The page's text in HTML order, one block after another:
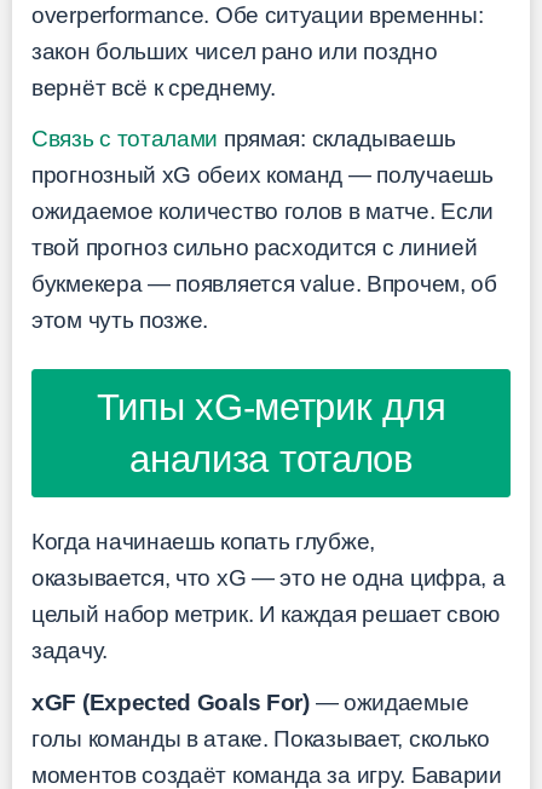
overperformance. Обе ситуации временны:
закон больших чисел рано или поздно
вернёт всё к среднему.
Связь с тоталами прямая: складываешь
прогнозный xG обеих команд — получаешь
ожидаемое количество голов в матче. Если
твой прогноз сильно расходится с линией
букмекера — появляется value. Впрочем, об
этом чуть позже.
Типы xG-метрик для
анализа тоталов
Когда начинаешь копать глубже,
оказывается, что xG — это не одна цифра, а
целый набор метрик. И каждая решает свою
задачу.
xGF (Expected Goals For)— ожидаемые
голы команды в атаке. Показывает, сколько
моментов создаёт команда за игру. Баварии